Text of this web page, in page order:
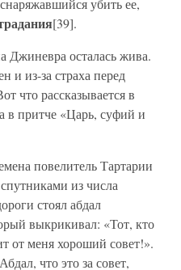
убить ее,
[39].
Джиневра осталась жива.
и из-за страха перед
что рассказывается в
в притче «Царь, суфий и
повелитель Тартарии
из числа
стоял абдал
выкрикивал: «Тот, кто
от меня хороший совет!».
что это за совет,